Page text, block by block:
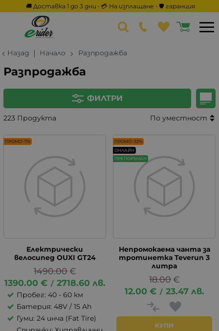
🚚 Доставка 1 до 3 дни • 💳 На изплащане • 🛡️ гаранция
Назад Начало Разпродажба
Разпродажба
ФИЛТРИ
223 Продукта По уместност
Електрически
велосипед OUXI GT24
1490.00 €
1390.00 € / 2718.60 лв.
Пробег: 40 - 60 км
Батерия: 48V / 15 Ah
Гуми: 24 инча (Fat Tire)
ПРОМО -7%
Непромокаема чанта за
тротинетка Teverun 3
литра
18.00 €
12.00 € / 23.47 лв.
КУПИ
ПРОМО -33%
ОНЛАЙН
ПРЕПОРЪЧАН